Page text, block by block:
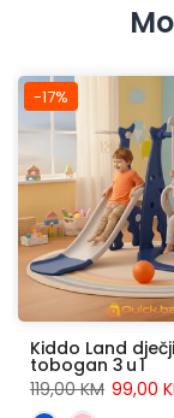
-17%
Kiddo Land dječji
tobogan 3 u 1
119,00 KM 99,00